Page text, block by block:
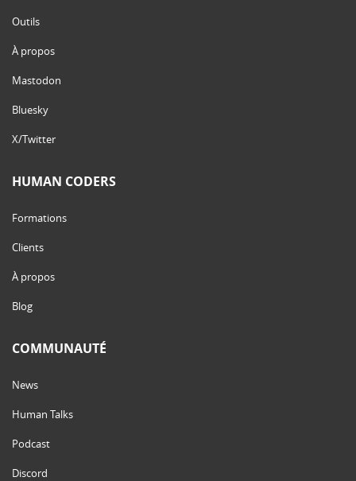
Outils
À propos
Mastodon
Bluesky
X/Twitter
HUMAN CODERS
Formations
Clients
À propos
Blog
COMMUNAUTÉ
News
Human Talks
Podcast
Discord